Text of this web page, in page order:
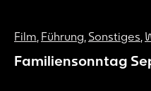
Film Führung Sonstiges
Familiensonntag